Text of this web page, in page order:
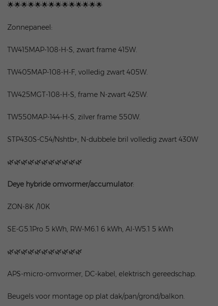
🌟🌟🌟🌟🌟🌟🌟🌟🌟🌟🌟🌟🌟🌟
Zonnepaneel:
TW415MAP-108-H-S, zwart frame 415W.
TW405MAP-108-H-F, volledig zwart 405W.
TW425MGT-108-H-S, frame N-zwart 425W.
TW550MAP-144-H-S, zilver frame 550W.
STP430S-C54/Nshtb+, N-dubbele bril volledig zwart 430W
🌿🌿🌿🌿🌿🌿🌿🌿🌿🌿🌿
Deye hybride omvormer/accumulator:
ZON-8K /10K
SE-G5.1Pro 5 kWh, RW-M6.1 6 kWh, AI-W5.1 5 kWh
🌿🌿🌿🌿🌿🌿🌿🌿🌿🌿🌿
APS-micro-omvormer, DC-kabel, elektrisch gereedschap.
Beugels voor montage op plat dak/pan/grond/balkon.